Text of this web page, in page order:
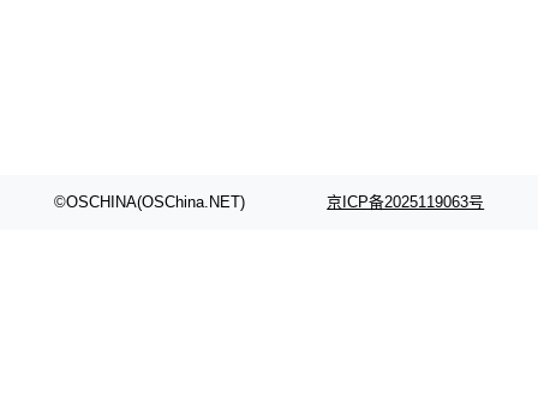
©OSCHINA(OSChina.NET) 京ICP备2025119063号